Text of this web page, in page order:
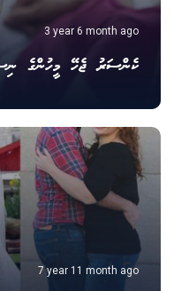
3 year 6 month ago
ކެންސަރު ޖެހޭ މީހުންގެ
7 year 11 month ago